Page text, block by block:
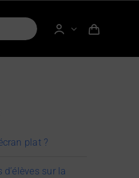
plat ?
sur la